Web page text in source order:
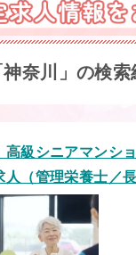
神奈川」の検
高級シニアマンシ
（管理栄養士／長